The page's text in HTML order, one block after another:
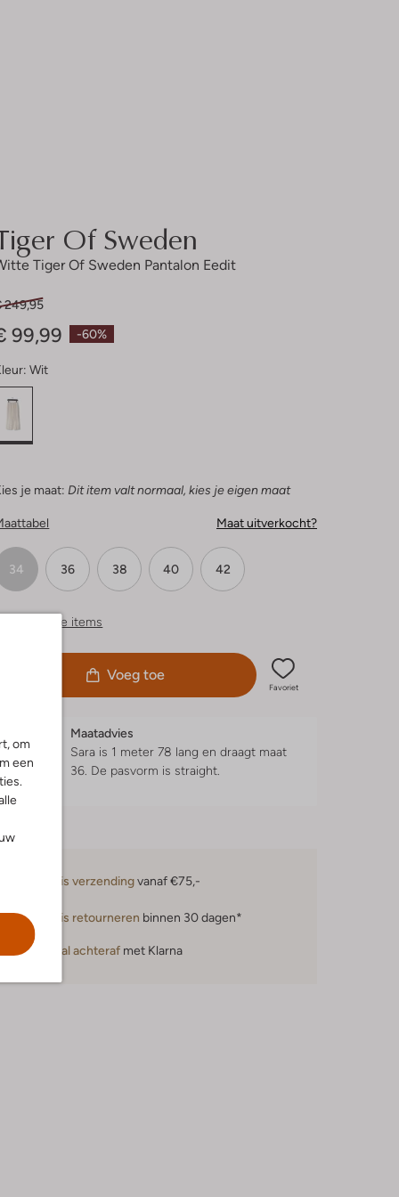
om
een
Of Sweden
Tiger Of Sweden Pantalon Eedit
-60%
249,95
99,99
Wit
je maat: Dit item valt normaal, kies je eigen maat
Maat uitverkocht?
34 36 38 40 42
items
Voeg toe
Favoriet
Maatadvies
Sara is 1 meter 78 lang en draagt maat
36. De pasvorm is straight.
Gratis verzendingvanaf €75,-
Gratis retourneren binnen 30 dagen*
Betaal achteraf met Klarna